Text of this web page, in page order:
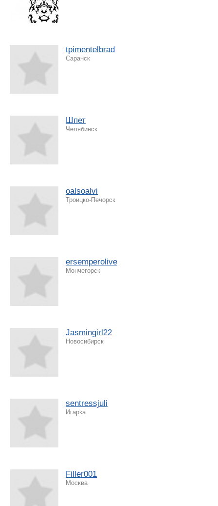
tpimentelbrad
Саранск
Шпет
Челябинск
oalsoalvi
Троицко-Печорск
ersemperolive
Мончегорск
Jasmingirl22
Новосибирск
sentressjuli
Игарка
Filler001
Москва